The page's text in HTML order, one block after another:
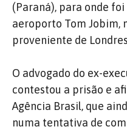
(Paraná), para onde
aeroporto Tom Jobim,
proveniente de
O advogado do ex-
contestou a prisão e
Agência Brasil, que
numa tentativa de